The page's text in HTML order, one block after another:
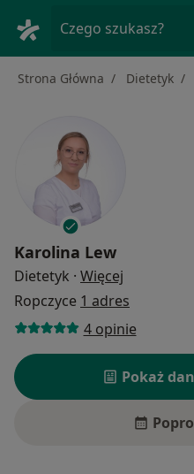
Czego szukasz?
Strona Główna Dietetyk
Karolina Lew
Dietetyk · Więcej
Ropczyce 1 adres
4 opinie
Pokaż